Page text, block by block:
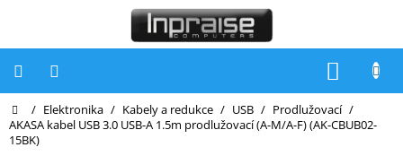
Počítače
Počítače
Domů
/ Elektronika / Kabely a redukce / USB / Prodlužovací /
AKASA kabel USB 3.0 USB-A 1.5m prodlužovací (A-M/A-F) (AK-CBUB02-
15BK)